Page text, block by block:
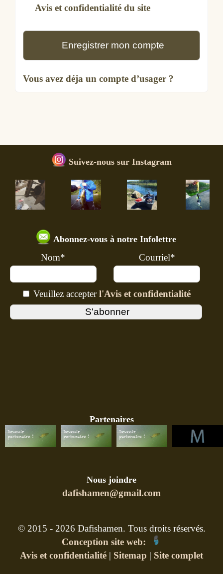
Avis et confidentialité du site
Enregistrer mon compte
Vous avez déja un compte d’usager ?
Suivez-nous sur Instagram
Abonnez-vous à notre Infolettre
Nom* Courriel*
Veuillez accepterl'Avis et confidentialité
Partenaires
Nous joindre
dafishamen@gmail.com
© 2015 - 2026 Dafishamen. Tous droits réservés.
Conception site web:
Avis et confidentialité | Sitemap | Site complet